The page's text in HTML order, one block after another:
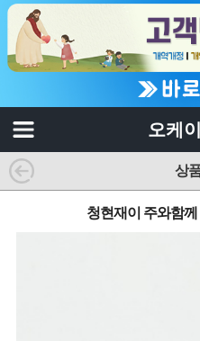
오케
상
청현재이 주와함